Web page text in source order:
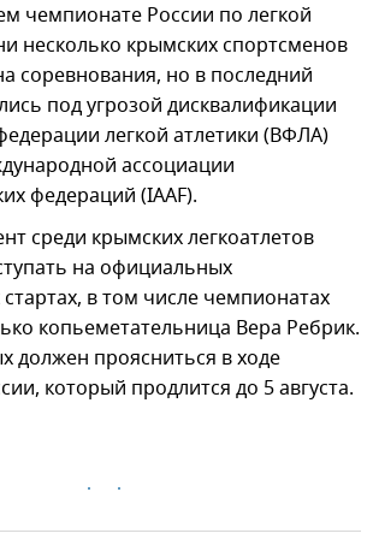
чемпионате России по легкой
несколько крымских спортсменов
соревнования, но в последний
под угрозой дисквалификации
легкой атлетики (ВФЛА)
ассоциации
федераций (IAAF).
среди крымских легкоатлетов
на официальных
в том числе чемпионатах
копьеметательница Вера Ребрик.
должен проясниться в ходе
который продлится до 5 августа.